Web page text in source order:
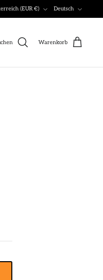
(EUR €) Deutsch
Warenkorb